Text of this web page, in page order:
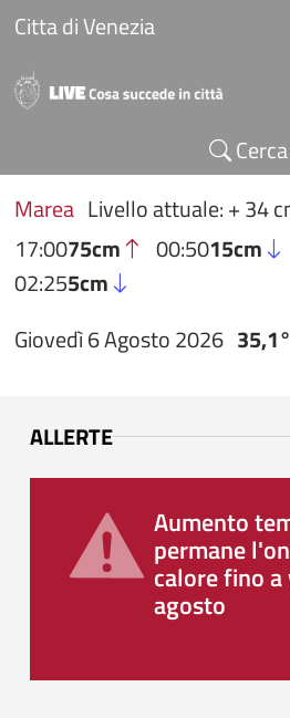
Salta al contenuto principale
Citta di Venezia
Cerca
Marea Livello attuale: + 34
17:0075cm 00:5015cm
02:255cm
Giovedì 6 Agosto 2026
ALLERTE
Aumento
permane
calore fino a
agosto